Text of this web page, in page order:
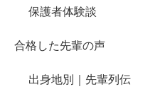
保護者体験談
合格した先輩の声
出身地別｜先輩列伝